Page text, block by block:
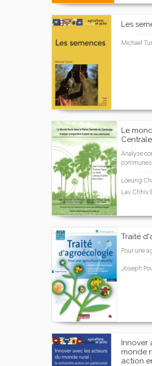
Les
Michael
Le
Analyse
communes
Loeung
Lav Chhiv
Traité
Pour une
Joseph
Innover
monde
action